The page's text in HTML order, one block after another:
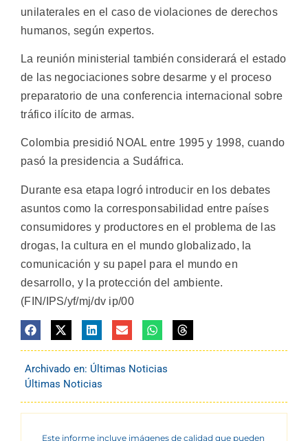
unilaterales en el caso de violaciones de derechos
humanos, según expertos.
La reunión ministerial también considerará el estado
de las negociaciones sobre desarme y el proceso
preparatorio de una conferencia internacional sobre
tráfico ilícito de armas.
Colombia presidió NOAL entre 1995 y 1998, cuando
pasó la presidencia a Sudáfrica.
Durante esa etapa logró introducir en los debates
asuntos como la corresponsabilidad entre países
consumidores y productores en el problema de las
drogas, la cultura en el mundo globalizado, la
comunicación y su papel para el mundo en
desarrollo, y la protección del ambiente.
(FIN/IPS/yf/mj/dv ip/00
Archivado en: Últimas Noticias
Últimas Noticias
Este informe incluye imágenes de calidad que pueden